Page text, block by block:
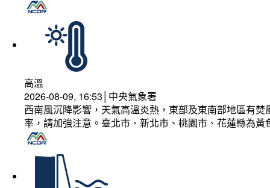
高溫
2026-08-09, 16:53│中央氣象署
西南風沉降影響，天氣高溫炎熱，東部及東南部地區有
率，請加強注意。臺北市、新北市、桃園市、花蓮縣為